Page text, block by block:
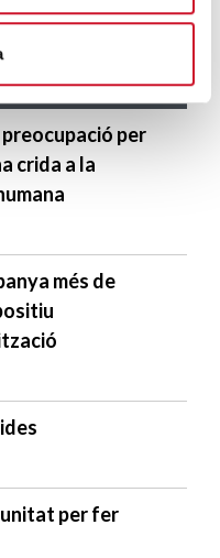
per
crida a la
més de
per fer